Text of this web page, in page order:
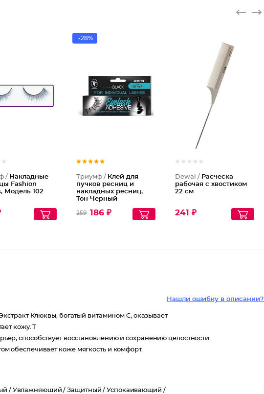
Накладн
/ Накладные
Fashion
Модель 102
-28%
Клей дл
Триумф / Клей для
пучков ресниц и
накладных ресниц,
Тон Черный
259 186 ₽
Dewal / Расческа
рабочая с хвостиком
22 см
241 ₽
Нашли ошибку в описании?
Клюквы, богатый витамином C, оказывает
кожу. Т
способствует восстановлению и сохранению целостности
обеспечивает коже мягкость и комфорт.
/ Увлажняющий /Защитный /Успокаивающий /